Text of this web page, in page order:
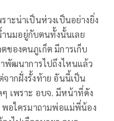
าะน่าเป็นห่วงเป็นอย่างยิ่ง
นมอยู่กับตนทั้งนั้นเลย
ของคนภูเก็ต มีการเก็บ
พัฒนาการไปถึงไหนแล้ว
ากฝั่งรั้งท้าย อันนี้เป็น
เพราะ อบจ. มีหน้าที่ดัง
อใครมาถามพ่อแม่พี่น้อง